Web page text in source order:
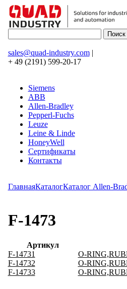
sales@quad-industry.com|
+ 49 (2191) 599-20-17
Siemens
ABB
Allen-Bradley
Pepperl-Fuchs
Leuze
Leine & Linde
HoneyWell
Сертификаты
Контакты
ГлавнаяКаталогКаталог Allen-
F-1473
Артикул
F-14731
O-
F-14732
O-
F-14733
O-